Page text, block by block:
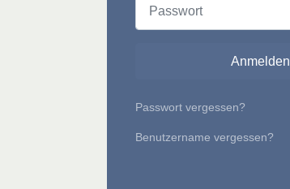
Anmelden
Passwort vergessen?
Benutzername vergessen?